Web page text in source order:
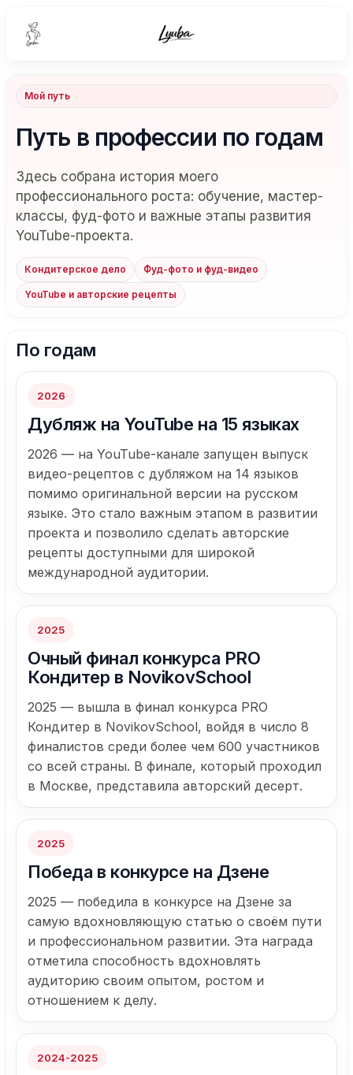
Мой путь
Путь в профессии по годам
Здесь собрана история моего
профессионального роста: обучение, мастер-
классы, фуд-фото и важные этапы развития
YouTube-проекта.
Кондитерское дело Фуд-фото и фуд-видео
YouTube и авторские рецепты
По годам
2026
Дубляж на YouTube на 15 языках
2026 — на YouTube-канале запущен выпуск
видео-рецептов с дубляжом на 14 языков
помимо оригинальной версии на русском
языке. Это стало важным этапом в развитии
проекта и позволило сделать авторские
рецепты доступными для широкой
международной аудитории.
2025
Очный финал конкурса PRO
Кондитер в NovikovSchool
2025 — вышла в финал конкурса PRO
Кондитер в NovikovSchool, войдя в число 8
финалистов среди более чем 600 участников
со всей страны. В финале, который проходил
в Москве, представила авторский десерт.
2025
Победа в конкурсе на Дзене
2025 — победила в конкурсе на Дзене за
самую вдохновляющую статью о своём пути
и профессиональном развитии. Эта награда
отметила способность вдохновлять
аудиторию своим опытом, ростом и
отношением к делу.
2024-2025